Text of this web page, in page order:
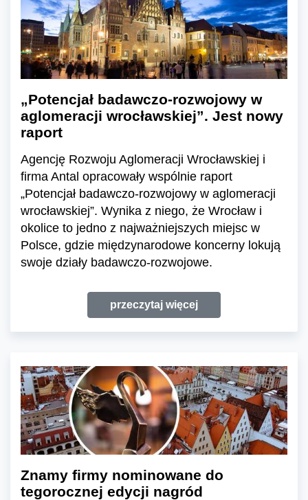
„Potencjał badawczo-rozwojowy w
aglomeracji wrocławskiej”. Jest nowy
raport
Agencję Rozwoju Aglomeracji Wrocławskiej i
firma Antal opracowały wspólnie raport
„Potencjał badawczo-rozwojowy w aglomeracji
wrocławskiej”. Wynika z niego, że Wrocław i
okolice to jedno z najważniejszych miejsc w
Polsce, gdzie międzynarodowe koncerny lokują
swoje działy badawczo-rozwojowe.
przeczytaj więcej
Znamy firmy nominowane do
tegorocznej edycji nagród